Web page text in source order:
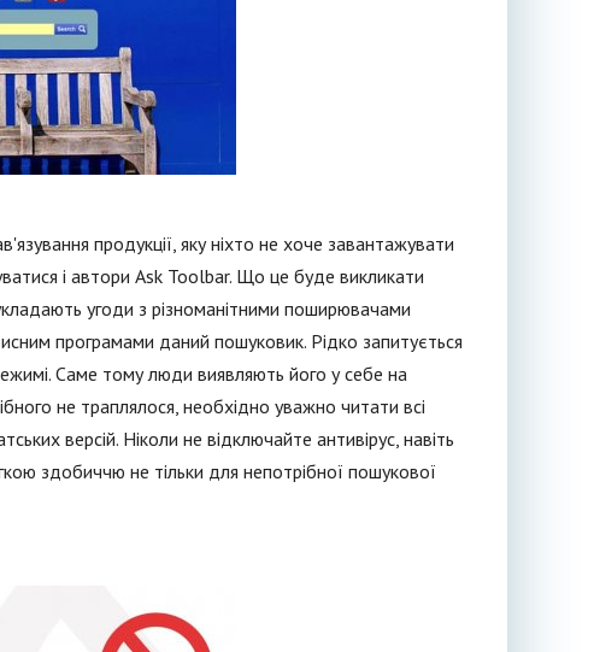
продукції, яку ніхто не хоче завантажувати
і автори Ask Toolbar. Що це буде викликати
угоди з різноманітними поширювачами
програмами даний пошуковик. Рідко запитується
Саме тому люди виявляють його у себе на
не траплялося, необхідно уважно читати всі
версій. Ніколи не відключайте антивірус, навіть
здобиччю не тільки для непотрібної пошукової